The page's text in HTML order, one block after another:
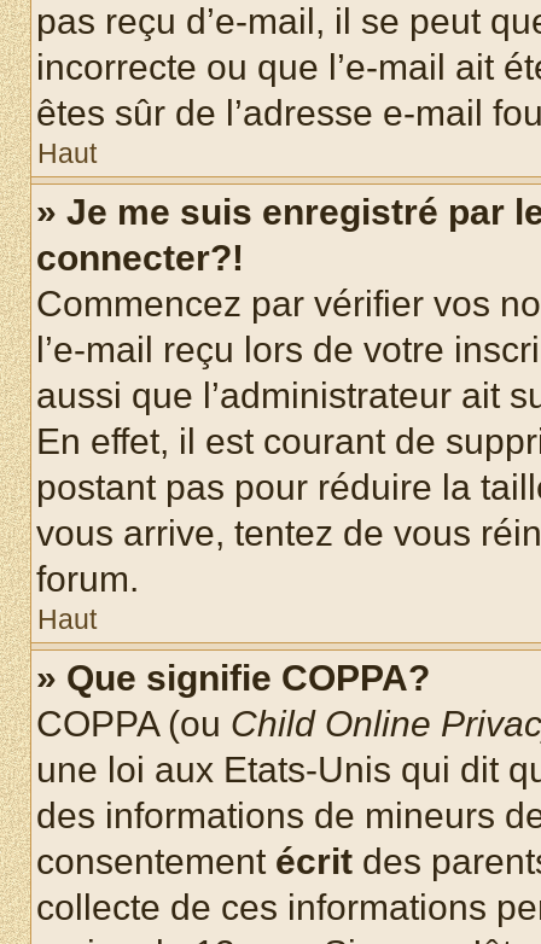
pas reçu d’e-mail, il se peut
incorrecte ou que l’e-mail ait
êtes sûr de l’adresse e-mail
Haut
» Je me suis enregistré par
connecter?!
Commencez par vérifier vos
l’e-mail reçu lors de votre
aussi que l’administrateur ait
En effet, il est courant de
postant pas pour réduire la
vous arrive, tentez de vous
forum.
Haut
» Que signifie COPPA?
COPPA (ou Child Online
une loi aux Etats-Unis qui dit
des informations de mineurs
consentement écrit des
collecte de ces informations